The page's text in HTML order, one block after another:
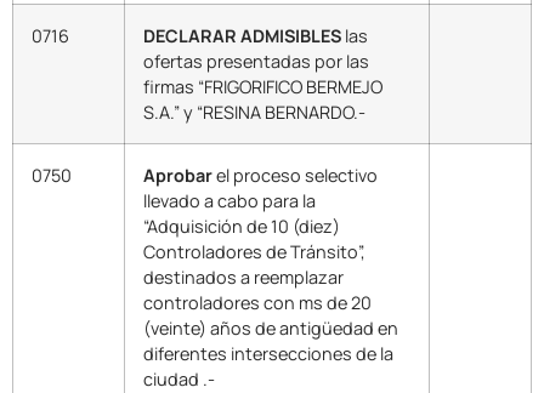
0716 DECLARAR ADMISIBLES las
ofertas presentadas por las
firmas “FRIGORIFICO BERMEJO
S.A.” y “RESINA BERNARDO.-
0750 Aprobarel proceso selectivo
llevado a cabo para la
“Adquisición de 10 (diez)
Controladores de Tránsito”,
destinados a reemplazar
controladores con ms de 20
(veinte) años de antigüedad en
diferentes intersecciones de la
ciudad .-